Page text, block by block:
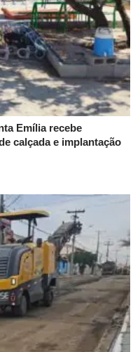
Emília recebe
calçada e implantação